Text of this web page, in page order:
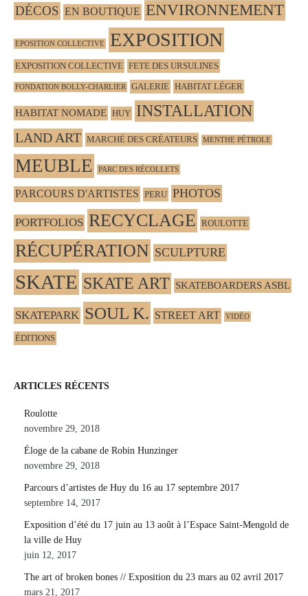
DÉCOS EN BOUTIQUE ENVIRONNEMENT
EPOSITION COLLECTIVE EXPOSITION
EXPOSITION COLLECTIVE FETE DES URSULINES
FONDATION BOLLY-CHARLIER GALERIE HABITAT LÉGER
HABITAT NOMADE HUY INSTALLATION
LAND ART MARCHÉ DES CRÉATEURS MENTHE PÉTROLE
MEUBLE PARC DES RÉCOLLETS
PARCOURS D'ARTISTES PERU PHOTOS
PORTFOLIOS RECYCLAGE ROULOTTE
RÉCUPÉRATION SCULPTURE
SKATE SKATE ART SKATEBOARDERS ASBL
SKATEPARK SOUL K. STREET ART VIDÉO
ÉDITIONS
ARTICLES RÉCENTS
Roulotte
novembre 29, 2018
Éloge de la cabane de Robin Hunzinger
novembre 29, 2018
Parcours d’artistes de Huy du 16 au 17 septembre 2017
septembre 14, 2017
Exposition d’été du 17 juin au 13 août à l’Espace Saint-Mengold de
la ville de Huy
juin 12, 2017
The art of broken bones // Exposition du 23 mars au 02 avril 2017
mars 21, 2017